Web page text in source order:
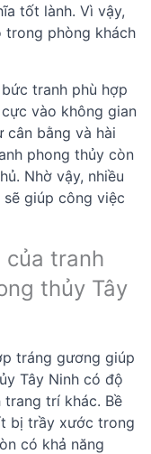
tốt lành. Vì vậy,
phòng khách
tranh phù hợp
vào không gian
cân bằng và hài
phong thủy còn
Nhờ vậy, nhiều
giúp công việc
tranh
thủy Tây
tráng gương giúp
Tây Ninh có độ
trí khác. Bề
bị trầy xước trong
có khả năng